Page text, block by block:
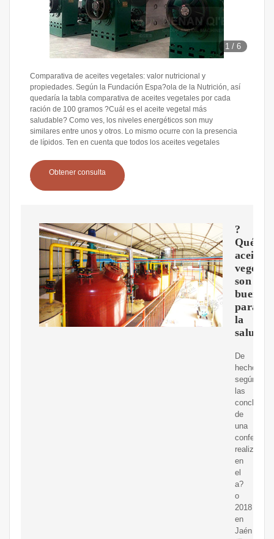
1 /6
Comparativa de aceites vegetales: valor nutricional y
propiedades. Según la Fundación Espa?ola de la Nutrición, así
quedaría la tabla comparativa de aceites vegetales por cada
ración de 100 gramos ?Cuál es el aceite vegetal más
saludable? Como ves, los niveles energéticos son muy
similares entre unos y otros. Lo mismo ocurre con la presencia
de lípidos. Ten en cuenta que todos los aceites vegetales
Obtener consulta
?
Qué
aceites
son
buenos
para
la
salud?
De
hecho,
según
las
de
una
realizada
en
el
a?
o
2018
en
Jaén